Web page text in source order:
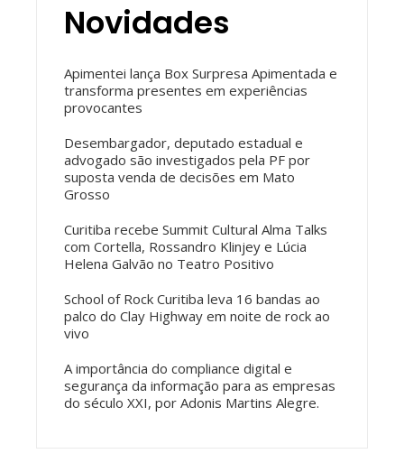
Novidades
Apimentei lança Box Surpresa Apimentada e
transforma presentes em experiências
provocantes
Desembargador, deputado estadual e
advogado são investigados pela PF por
suposta venda de decisões em Mato
Grosso
Curitiba recebe Summit Cultural Alma Talks
com Cortella, Rossandro Klinjey e Lúcia
Helena Galvão no Teatro Positivo
School of Rock Curitiba leva 16 bandas ao
palco do Clay Highway em noite de rock ao
vivo
A importância do compliance digital e
segurança da informação para as empresas
do século XXI, por Adonis Martins Alegre.